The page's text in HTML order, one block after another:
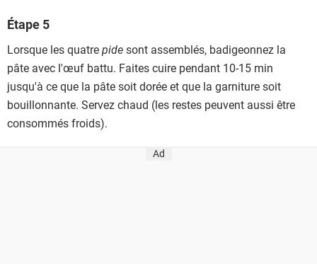
Étape 5
Lorsque les quatrepidesont assemblés, badigeonnez la
pâte avec l'œuf battu. Faites cuire pendant 10-15 min
jusqu'à ce que la pâte soit dorée et que la garniture soit
bouillonnante. Servez chaud (les restes peuvent aussi être
consommés froids).
Ad